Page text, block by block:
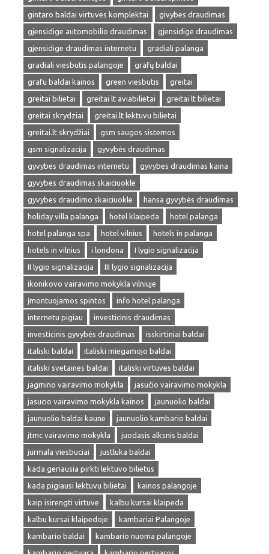
gintaro baldai virtuves komplektai
givybes draudimas
gjensidige automobilio draudimas
gjensidige draudimas
gjensidige draudimas internetu
gradiali palanga
gradiali viesbutis palangoje
grafų baldai
grafu baldai kainos
green viesbutis
greitai
greitai bilietai
greitai lt aviabilietai
greitai lt bilietai
greitai skrydziai
greitai.lt lektuvu bilietai
greitai.lt skrydžiai
gsm saugos sistemos
gsm signalizacija
gyvybės draudimas
gyvybes draudimas internetu
gyvybes draudimas kaina
gyvybes draudimas skaiciuokle
gyvybes draudimo skaiciuokle
hansa gyvybės draudimas
holiday villa palanga
hotel klaipeda
hotel palanga
hotel palanga spa
hotel vilnius
hotels in palanga
hotels in vilnius
i londona
I lygio signalizacija
II lygio signalizacija
III lygio signalizacija
ikonikovo vairavimo mokykla vilniuje
įmontuojamos spintos
info hotel palanga
internetu pigiau
investicinis draudimas
investicinis gyvybės draudimas
isskirtiniai baldai
italiski baldai
italiski miegamojo baldai
italiski svetaines baldai
italiski virtuves baldai
jagmino vairavimo mokykla
jasučio vairavimo mokykla
jasucio vairavimo mokykla kainos
jaunuolio baldai
jaunuolio baldai kaune
jaunuolio kambario baldai
jtmc vairavimo mokykla
juodasis alksnis baldai
jurmala viesbuciai
justluka baldai
kada geriausia pirkti lektuvo bilietus
kada pigiausi lektuvu bilietai
kainos palangoje
kaip isirengti virtuve
kalbu kursai klaipeda
kalbu kursai klaipedoje
kambariai Palangoje
kambario baldai
kambario nuoma palangoje